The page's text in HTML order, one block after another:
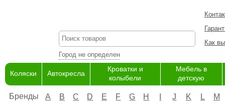
Город не определен
Как
Коляски Автокресла
Кроватки и
колыбели
Мебель в
детскую
Бренды A B C D E F G H J K L M